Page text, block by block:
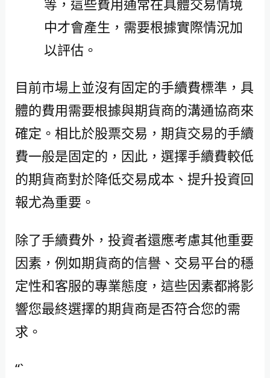
等，這些費用通常在具體交易情境
中才會產生，需要根據實際情況加
以評估。
目前市場上並沒有固定的手續費標準，具
體的費用需要根據與期貨商的溝通協商來
確定。相比於股票交易，期貨交易的手續
費一般是固定的，因此，選擇手續費較低
的期貨商對於降低交易成本、提升投資回
報尤為重要。
除了手續費外，投資者還應考慮其他重要
因素，例如期貨商的信譽、交易平台的穩
定性和客服的專業態度，這些因素都將影
響您最終選擇的期貨商是否符合您的需
求。
“`